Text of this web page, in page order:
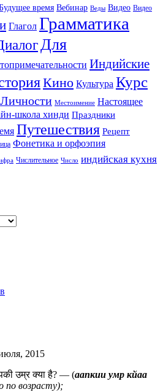
время Вебинар Веды Видео Видео
Глагол Грамматика
Для
Индийские
Кино Культура Курс
Личности Местоимение Настоящее
школа хинди Праздники
Путешествия Рецепт
Фонетика и орфоэпия
Числительное Число индийская кухня
2015
उम्र क्या है? — (аапкии умр кйаа
по возрасту);